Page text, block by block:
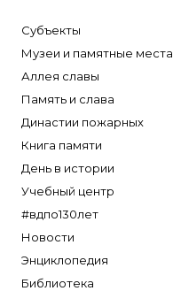
Субъекты
Музеи и памятные места
Аллея славы
Память и слава
Династии пожарных
Книга памяти
День в истории
Учебный центр
#вдпо130лет
Новости
Энциклопедия
Библиотека